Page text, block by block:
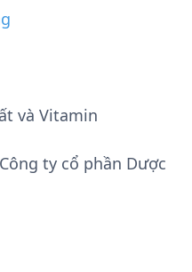
và Vitamin
Công ty cổ phần Dược